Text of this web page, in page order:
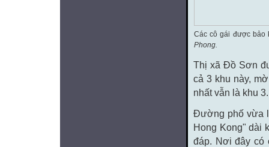
Các cô gái được bảo
Phong.
Thị xã Đồ Sơn
cả 3 khu này,
nhất vẫn là khu 3.
Đường phố vừa
Hong Kong" dài
đáp. Nơi đây có